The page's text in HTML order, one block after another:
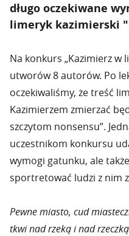
długo oczekiwane
limeryk kazimierski
Na konkurs „Kazimierz w
utworów 8 autorów. Po
oczekiwaliśmy, że treść
Kazimierzem zmierzać
szczytom nonsensu”.
uczestnikom konkursu
wymogi gatunku, ale
sportretować ludzi z nim
Pewne miasto, cud
tkwi nad rzeką i nad rzeczką